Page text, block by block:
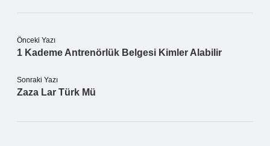
Önceki Yazı
1 Kademe Antrenörlük Belgesi Kimler Alabilir
Sonraki Yazı
Zaza Lar Türk Mü